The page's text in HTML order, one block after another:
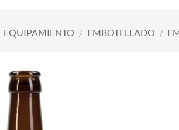
EQUIPAMIENTO / EMBOTELLADO /